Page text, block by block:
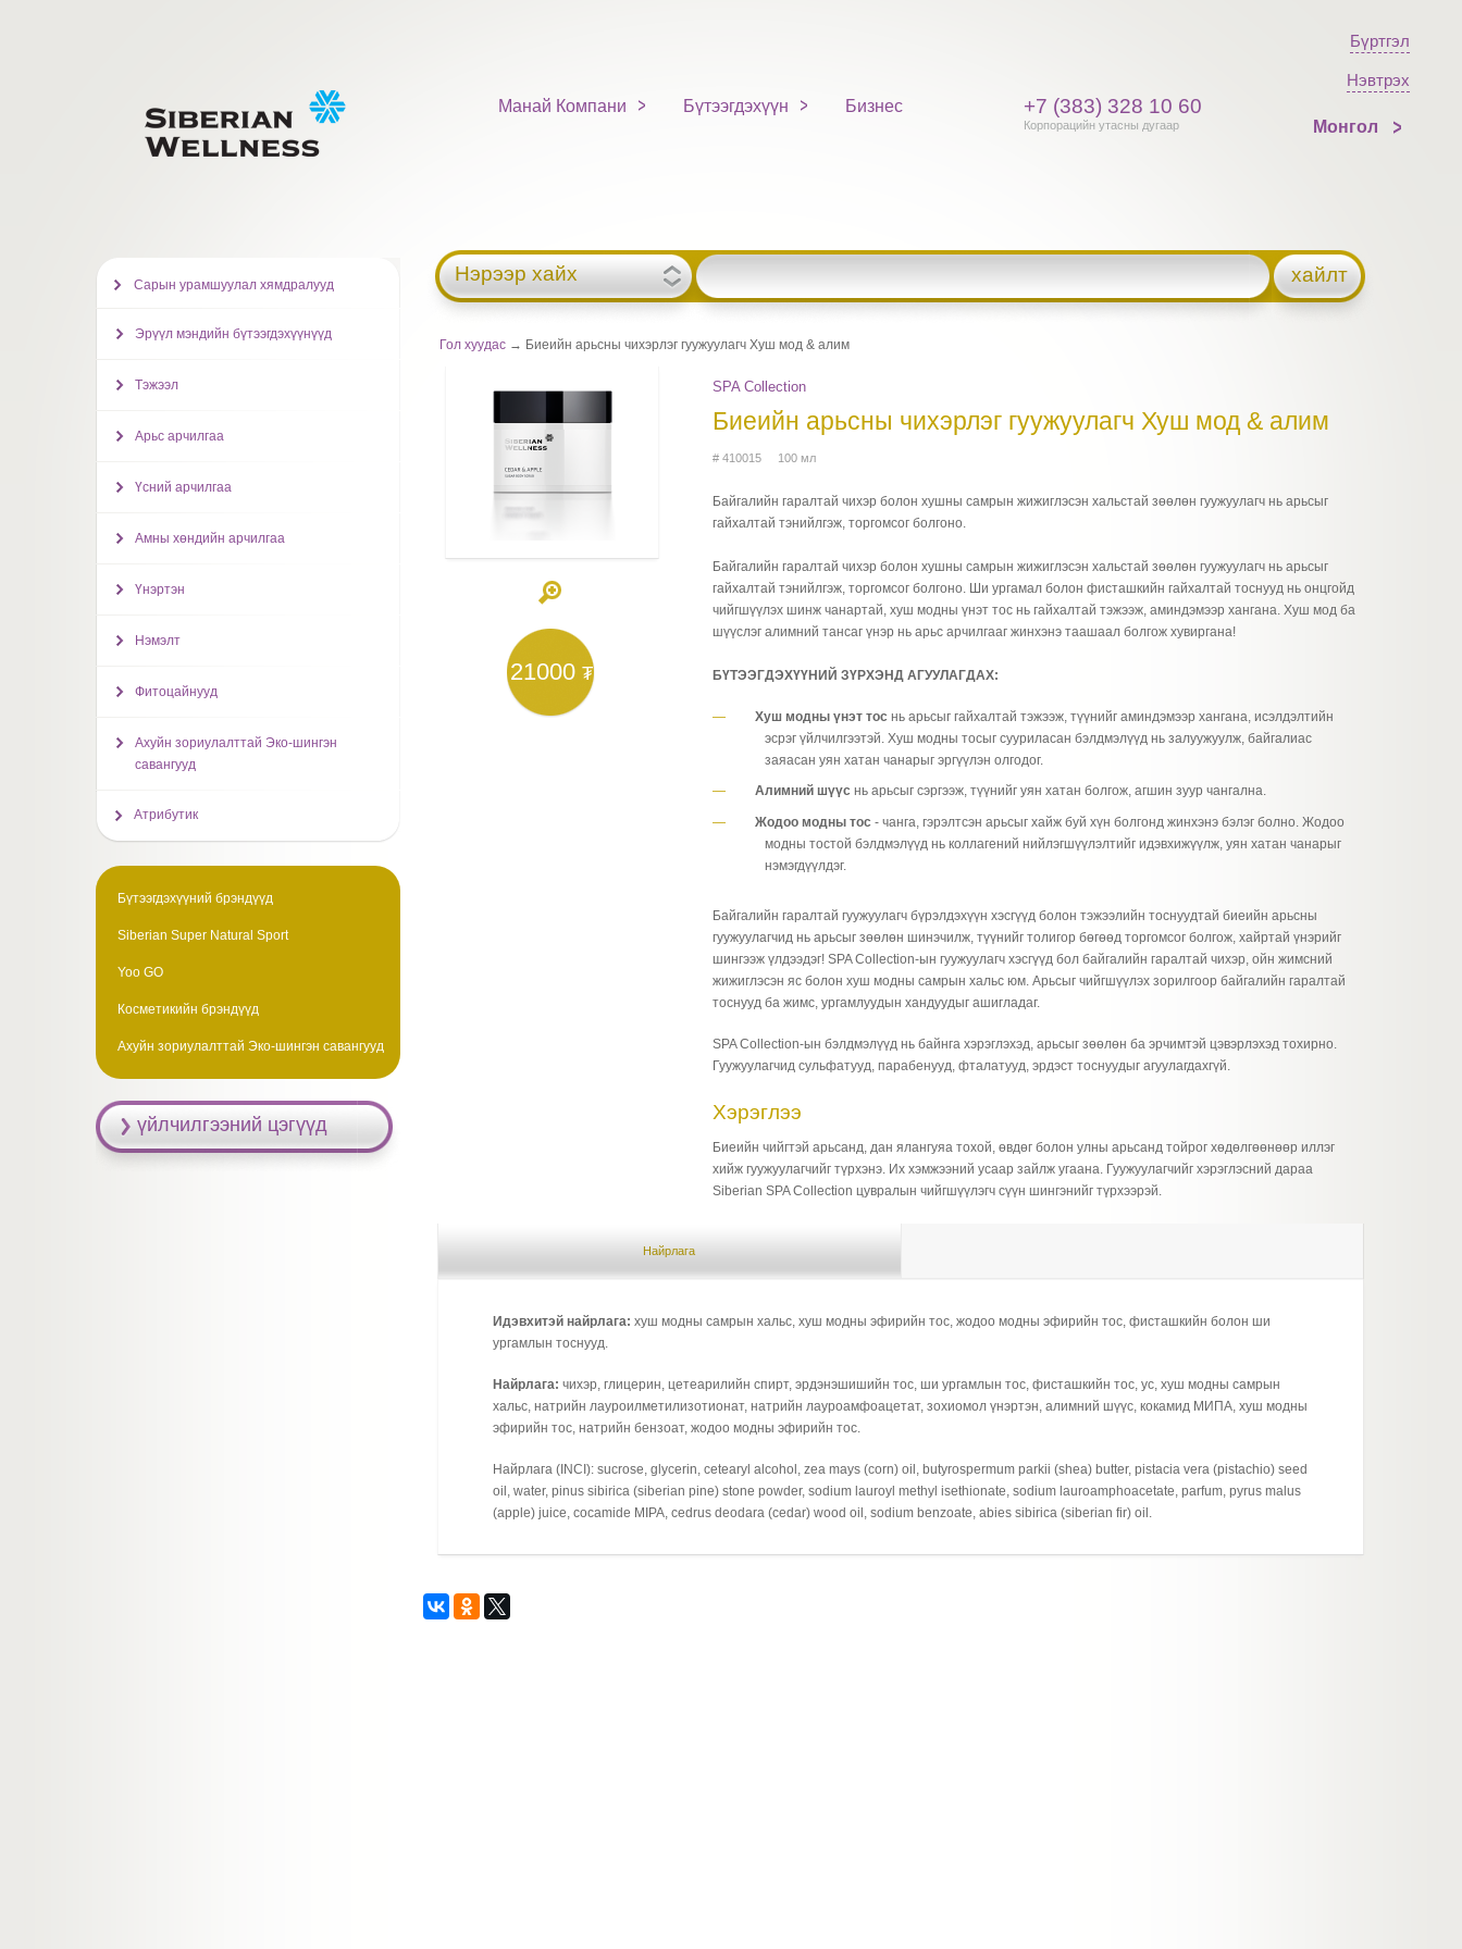
Манай Компани Бүтээгдэхүүн Бизнес +7 (383) 328 10 60
Корпорацийн утасны дугаар
Бүртгэл
Нэвтрэх
Монгол
Нэрээр хайх хайлт
Гол хуудас → Биеийн арьсны чихэрлэг гуужуулагч Хуш мод & алим
21000₮
SPA Collection
Биеийн арьсны чихэрлэг гуужуулагч Хуш мод & алим
# 410015 100 мл
Байгалийн гаралтай чихэр болон хушны самрын жижиглэсэн хальстай зөөлөн гуужуулагч нь арьсыг
гайхалтай тэнийлгэж, торгомсог болгоно.
Байгалийн гаралтай чихэр болон хушны самрын жижиглэсэн хальстай зөөлөн гуужуулагч нь арьсыг
гайхалтай тэнийлгэж, торгомсог болгоно. Ши ургамал болон фисташкийн гайхалтай тоснууд нь онцгойд
чийгшүүлэх шинж чанартай, хуш модны үнэт тос нь гайхалтай тэжээж, аминдэмээр хангана. Хуш мод ба
шүүслэг алимний тансаг үнэр нь арьс арчилгааг жинхэнэ таашаал болгож хувиргана!
БҮТЭЭГДЭХҮҮНИЙ ЗҮРХЭНД АГУУЛАГДАХ:
Хуш модны үнэт тос нь арьсыг гайхалтай тэжээж, түүнийг аминдэмээр хангана, исэлдэлтийн
эсрэг үйлчилгээтэй. Хуш модны тосыг сууриласан бэлдмэлүүд нь залуужуулж, байгалиас
заяасан уян хатан чанарыг эргүүлэн олгодог.
Алимний шүүс нь арьсыг сэргээж, түүнийг уян хатан болгож, агшин зуур чангална.
Жодоо модны тос - чанга, гэрэлтсэн арьсыг хайж буй хүн болгонд жинхэнэ бэлэг болно. Жодоо
модны тостой бэлдмэлүүд нь коллагений нийлэгшүүлэлтийг идэвхижүүлж, уян хатан чанарыг
нэмэгдүүлдэг.
Байгалийн гаралтай гуужуулагч бүрэлдэхүүн хэсгүүд болон тэжээлийн тоснуудтай биеийн арьсны
гуужуулагчид нь арьсыг зөөлөн шинэчилж, түүнийг толигор бөгөөд торгомсог болгож, хайртай үнэрийг
шингээж үлдээдэг! SPA Collection-ын гуужуулагч хэсгүүд бол байгалийн гаралтай чихэр, ойн жимсний
жижиглэсэн яс болон хуш модны самрын хальс юм. Арьсыг чийгшүүлэх зорилгоор байгалийн гаралтай
тоснууд ба жимс, ургамлуудын хандуудыг ашигладаг.
SPA Collection-ын бэлдмэлүүд нь байнга хэрэглэхэд, арьсыг зөөлөн ба эрчимтэй цэвэрлэхэд тохирно.
Гуужуулагчид сульфатууд, парабенууд, фталатууд, эрдэст тоснуудыг агуулагдахгүй.
Хэрэглээ
Биеийн чийгтэй арьсанд, дан ялангуяа тохой, өвдөг болон улны арьсанд тойрог хөдөлгөөнөөр иллэг
хийж гуужуулагчийг түрхэнэ. Их хэмжээний усаар зайлж угаана. Гуужуулагчийг хэрэглэсний дараа
Siberian SPA Collection цувралын чийгшүүлэгч сүүн шингэнийг түрхээрэй.
Найрлага
Идэвхитэй найрлага: хуш модны самрын хальс, хуш модны эфирийн тос, жодоо модны эфирийн тос, фисташкийн болон ши
ургамлын тоснууд.
Найрлага: чихэр, глицерин, цетеарилийн спирт, эрдэнэшишийн тос, ши ургамлын тос, фисташкийн тос, ус, хуш модны самрын
хальс, натрийн лауроилметилизотионат, натрийн лауроамфоацетат, зохиомол үнэртэн, алимний шүүс, кокамид МИПА, хуш модны
эфирийн тос, натрийн бензоат, жодоо модны эфирийн тос.
Найрлага (INCI): sucrose, glycerin, cetearyl alcohol, zea mays (corn) oil, butyrospermum parkii (shea) butter, pistacia vera (pistachio) seed
oil, water, pinus sibirica (siberian pine) stone powder, sodium lauroyl methyl isethionate, sodium lauroamphoacetate, parfum, pyrus malus
(apple) juice, cocamide MIPA, cedrus deodara (cedar) wood oil, sodium benzoate, abies sibirica (siberian fir) oil.
Сарын урамшуулал хямдралууд
Эрүүл мэндийн бүтээгдэхүүнүүд
Тэжээл
Арьс арчилгаа
Үсний арчилгаа
Амны хөндийн арчилгаа
Үнэртэн
Нэмэлт
Фитоцайнууд
Ахуйн зориулалттай Эко-шингэн
савангууд
Атрибутик
Бүтээгдэхүүний брэндүүд
Siberian Super Natural Sport
Yoo GO
Косметикийн брэндүүд
Ахуйн зориулалттай Эко-шингэн савангууд
үйлчилгээний цэгүүд